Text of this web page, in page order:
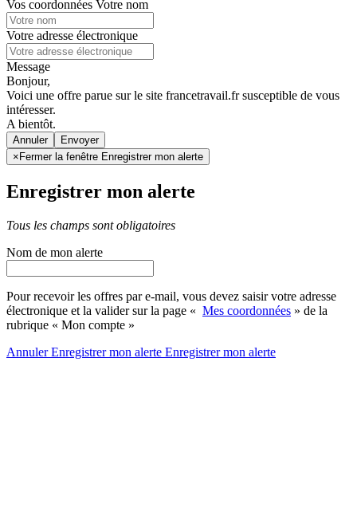
Vos coordonnées Votre nom
Votre adresse électronique
Message
Bonjour,
Voici une offre parue sur le site francetravail.fr susceptible de vous
intéresser.
A bientôt.
Annuler
× Fermer la fenêtre Enregistrer mon alerte
Enregistrer mon alerte
Tous les champs sont obligatoires
Nom de mon alerte
Pour recevoir les offres par e-mail, vous devez saisir votre adresse
électronique et la valider sur la page « Mes coordonnées » de la
rubrique « Mon compte »
AnnulerEnregistrer mon alerte Enregistrermon alerte